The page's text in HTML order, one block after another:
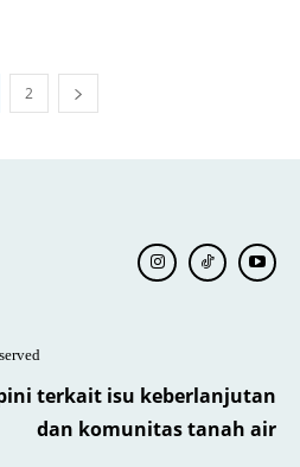
2
terkait isu keberlanjutan
dan komunitas tanah air